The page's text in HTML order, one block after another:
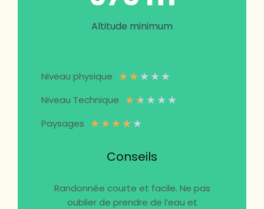
Altitude minimum
Niveau physique ★★★★★
Niveau Technique ★★★★★
Paysages ★★★★★
Conseils
Randonnée courte et facile. Ne pas
oublier de prendre de l’eau et